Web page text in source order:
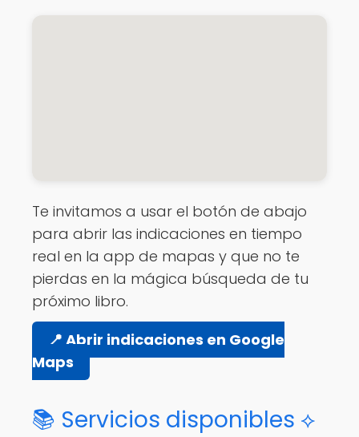
Te invitamos a usar el botón de abajo
para abrir las indicaciones en tiempo
real en la app de mapas y que no te
pierdas en la mágica búsqueda de tu
próximo libro.
📍 Abrir indicaciones en Google
Maps
📚 Servicios disponibles ⟡